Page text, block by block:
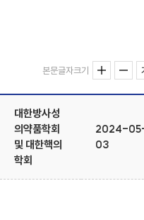
본문글자크기
대한방사성
의약품학회
및 대한핵의
학회
2024-
03